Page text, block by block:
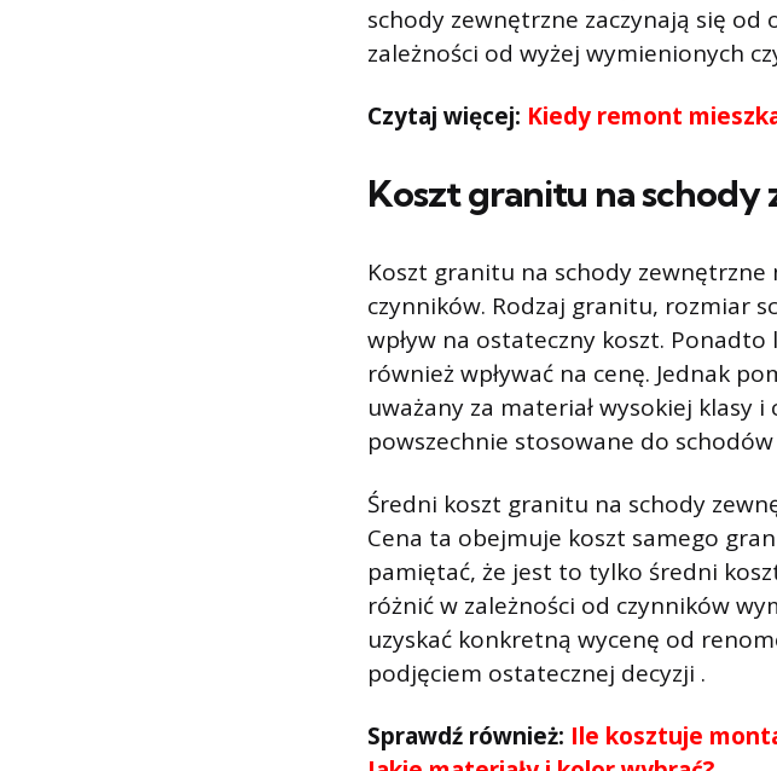
schody zewnętrzne zaczynają się od
zależności od wyżej wymienionych
Czytaj więcej: Kiedy remont
Koszt granitu na schody
Koszt granitu na schody zewnętrzne
czynników. Rodzaj granitu, rozmiar
wpływ na ostateczny koszt.
również wpływać na cenę. Jednak
uważany za materiał wysokiej klasy
powszechnie stosowane do
Średni koszt granitu na schody
Cena ta obejmuje koszt samego
pamiętać, że jest to tylko średni
różnić w zależności od czynników
uzyskać konkretną wycenę od
podjęciem ostatecznej decyzji .
Sprawdź również: Ile kosztuje